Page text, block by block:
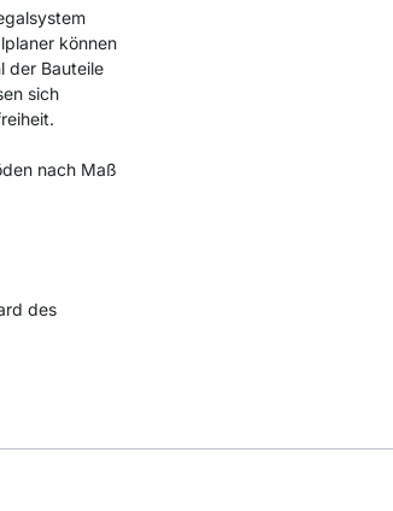
können
der Bauteile
sich
nach Maß
des